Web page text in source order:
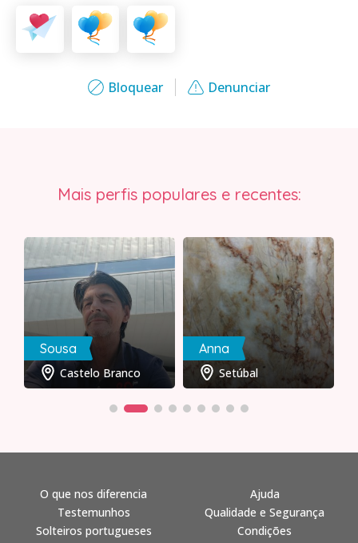
Bloquear Denunciar
Mais perfis populares e recentes:
Sousa
Castelo Branco
Anna
Setúbal
O que nos diferencia
Testemunhos
Solteiros portugueses
Ajuda
Qualidade e Segurança
Condições